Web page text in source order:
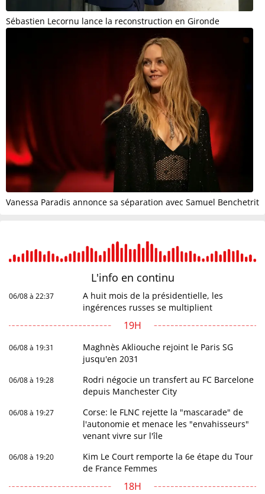
Sébastien Lecornu lance la reconstruction en Gironde
Vanessa Paradis annonce sa séparation avec Samuel Benchetrit
L'info en continu
06/08 à 22:37
A huit mois de la présidentielle, les
ingérences russes se multiplient
19H
06/08 à 19:31
Maghnès Akliouche rejoint le Paris SG
jusqu'en 2031
06/08 à 19:28
Rodri négocie un transfert au FC Barcelone
depuis Manchester City
06/08 à 19:27
Corse: le FLNC rejette la "mascarade" de
l'autonomie et menace les "envahisseurs"
venant vivre sur l'île
06/08 à 19:20
Kim Le Court remporte la 6e étape du Tour
de France Femmes
18H